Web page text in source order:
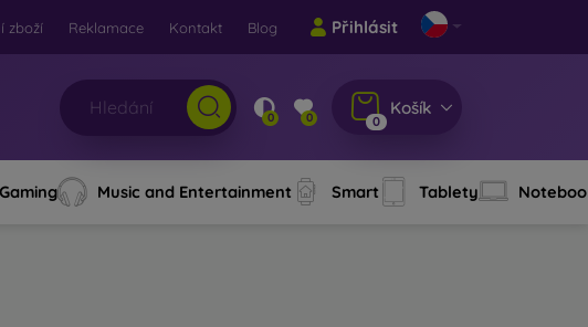
zboží Reklamace Kontakt Blog Přihlásit
0 0 0
Košík
Gaming Music and Entertainment Smart Tablety